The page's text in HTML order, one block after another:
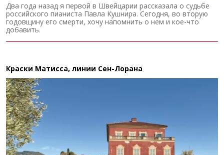
Два года назад я первой в Швейцарии рассказала о судьбе
российского пианиста Павла Кушнира. Сегодня, во вторую
годовщину его смерти, хочу напомнить о нем и кое-что
добавить.
Краски Матисса, линии Сен-Лорана